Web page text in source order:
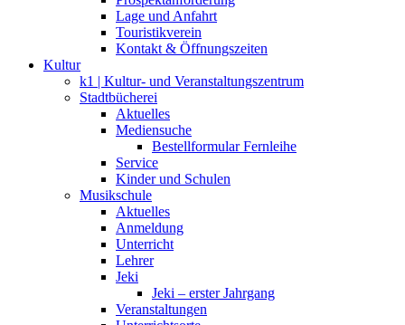
Lage und Anfahrt
Touristikverein
Kontakt & Öffnungszeiten
Kultur
k1 | Kultur- und Veranstaltungszentrum
Stadtbücherei
Aktuelles
Mediensuche
Bestellformular Fernleihe
Service
Kinder und Schulen
Musikschule
Aktuelles
Anmeldung
Unterricht
Lehrer
Jeki
Jeki – erster Jahrgang
Veranstaltungen